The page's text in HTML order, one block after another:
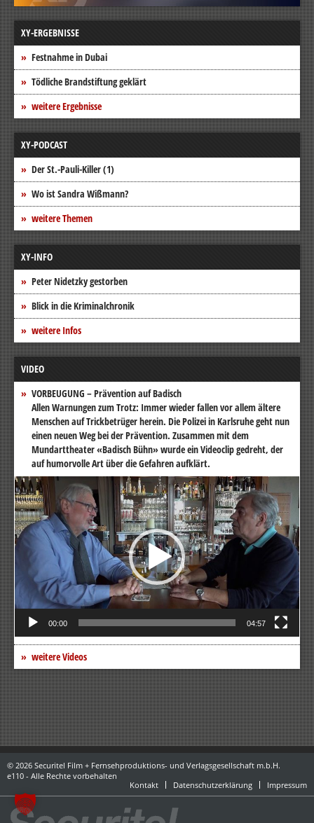
XY-ERGEBNISSE
Festnahme in Dubai
Tödliche Brandstiftung geklärt
weitere Ergebnisse
XY-PODCAST
Der St.-Pauli-Killer (1)
Wo ist Sandra Wißmann?
weitere Themen
XY-INFO
Peter Nidetzky gestorben
Blick in die Kriminalchronik
weitere Infos
VIDEO
VORBEUGUNG – Prävention auf Badisch
Allen Warnungen zum Trotz: Immer wieder fallen vor allem ältere
Menschen auf Trickbetrüger herein. Die Polizei in Karlsruhe geht nun
einen neuen Weg bei der Prävention. Zusammen mit dem
Mundarttheater «Badisch Bühn» wurde ein Videoclip gedreht, der
auf humorvolle Art über die Gefahren aufklärt.
Video-
Player
00:00 04:57
weitere Videos
© 2026 Securitel Film + Fernsehproduktions- und Verlagsgesellschaft m.b.H.
e110 - Alle Rechte vorbehalten
Kontakt
Datenschutzerklärung Impressum